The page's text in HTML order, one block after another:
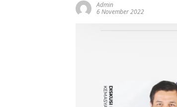
Admin
6 November 2022